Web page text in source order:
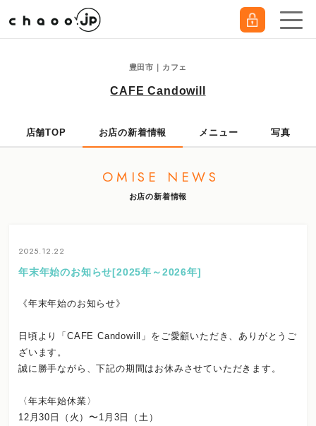
豊田市｜カフェ
CAFE Candowill
店舗TOP お店の新着情報 メニュー 写真
OMISE NEWS
お店の新着情報
2025.12.22
年末年始のお知らせ[2025年～2026年]
《年末年始のお知らせ》
日頃より「CAFE Candowill」をご愛顧いただき、ありがとうご
ざいます。
誠に勝手ながら、下記の期間はお休みさせていただきます。
〈年末年始休業〉
12月30日（火）〜1月3日（土）